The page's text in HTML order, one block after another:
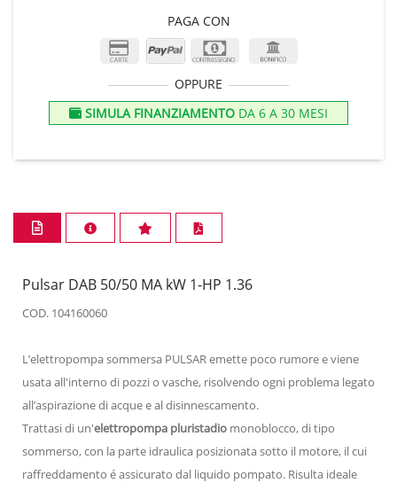
PAGA CON
OPPURE
SIMULA FINANZIAMENTO DA 6 A 30 MESI
Pulsar DAB 50/50 MA kW 1-HP 1.36
COD. 104160060
L’elettropompa sommersa PULSAR emette poco rumore e viene
usata all'interno di pozzi o vasche, risolvendo ogni problema legato
all’aspirazione di acque e al disinnescamento.
Trattasi di un'elettropompa pluristadio monoblocco, di tipo
sommerso, con la parte idraulica posizionata sotto il motore, il cui
raffreddamento é assicurato dal liquido pompato. Risulta ideale